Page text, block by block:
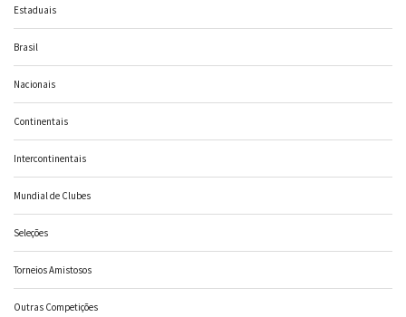
Estaduais
Brasil
Nacionais
Continentais
Intercontinentais
Mundial de Clubes
Seleções
Torneios Amistosos
Outras Competições